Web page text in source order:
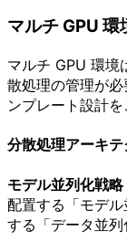
マルチ GPU
マルチ GPU 環境
散処理の管理が
ンプレート設計を
分散処理アーキテ
モデル並列化戦略
配置する「モデ
する「データ並列